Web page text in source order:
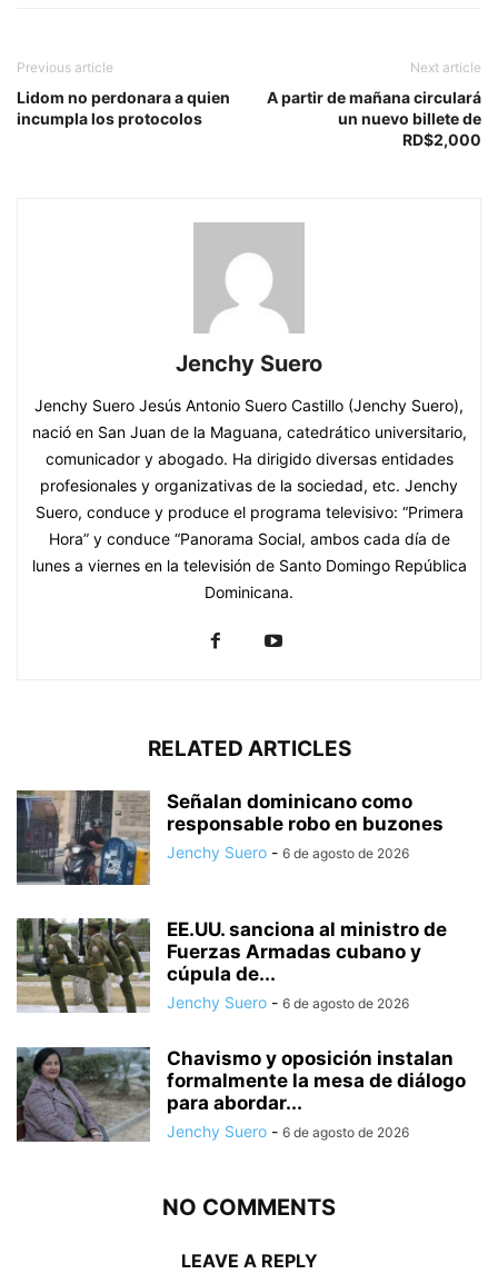
Previous article
Lidom no perdonara a quien
incumpla los protocolos
Next article
A partir de mañana circulará
un nuevo billete de
RD$2,000
Jenchy Suero
Jenchy Suero Jesús Antonio Suero Castillo (Jenchy Suero),
nació en San Juan de la Maguana, catedrático universitario,
comunicador y abogado. Ha dirigido diversas entidades
profesionales y organizativas de la sociedad, etc. Jenchy
Suero, conduce y produce el programa televisivo: “Primera
Hora” y conduce “Panorama Social, ambos cada día de
lunes a viernes en la televisión de Santo Domingo República
Dominicana.
RELATED ARTICLES
Señalan dominicano como
responsable robo en buzones
Jenchy Suero - 6 de agosto de 2026
EE.UU. sanciona al ministro de
Fuerzas Armadas cubano y
cúpula de...
Jenchy Suero - 6 de agosto de 2026
Chavismo y oposición instalan
formalmente la mesa de diálogo
para abordar...
Jenchy Suero - 6 de agosto de 2026
NO COMMENTS
LEAVE A REPLY